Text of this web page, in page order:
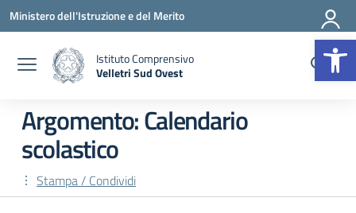
Vai ai contenuti
Vai al menu di navigazione
Vai al footer
Ministero dell'Istruzione e del Merito
Istituto Comprensivo
Velletri Sud Ovest
Argomento: Calendario
scolastico
Stampa / Condividi